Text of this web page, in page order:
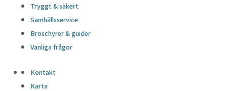
Tryggt & säkert
Samhällsservice
Broschyrer & guider
Vanliga frågor
Kontakt
Karta